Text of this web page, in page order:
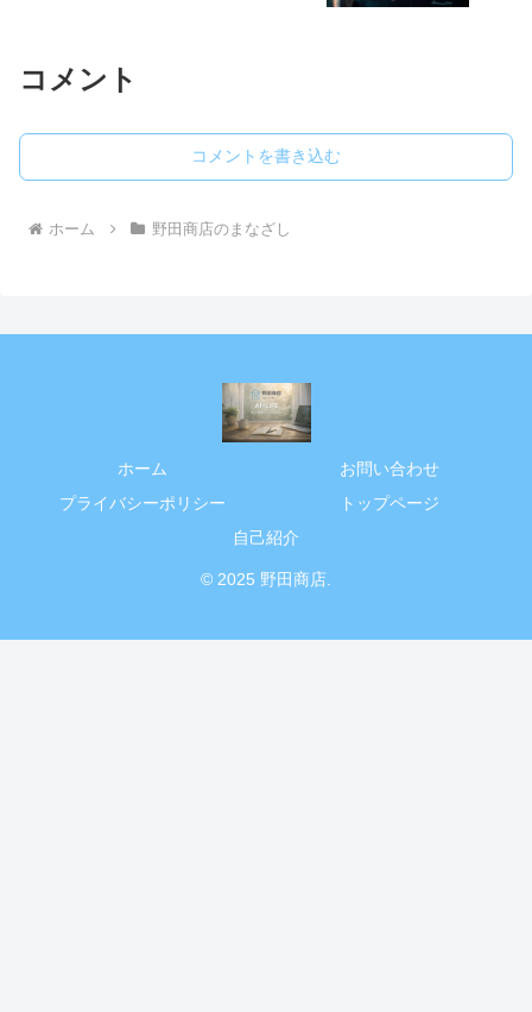
コメント
コメントを書き込む
ホーム 野田商店のまなざし
ホーム
お問い合わせ
プライバシーポリシー
トップページ
自己紹介
© 2025 野田商店.